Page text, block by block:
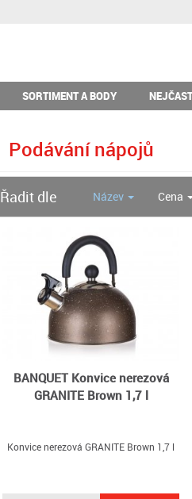
SORTIMENT A BODY
Podávání nápojů
Řadit dle Název Cena
BANQUET Konvice nerezová
GRANITE Brown 1,7 l
Konvice nerezová GRANITE Brown 1,7 l